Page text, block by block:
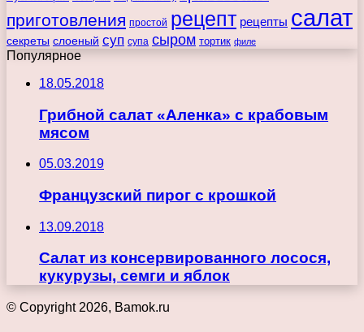
приготовления простой рецепт рецепты салат
секреты слоеный суп супа сыром тортик филе
Популярное
18.05.2018
Грибной салат «Аленка» с крабовым
мясом
05.03.2019
Французский пирог с крошкой
13.09.2018
Салат из консервированного лосося,
кукурузы, семги и яблок
© Copyright 2026, Bamok.ru